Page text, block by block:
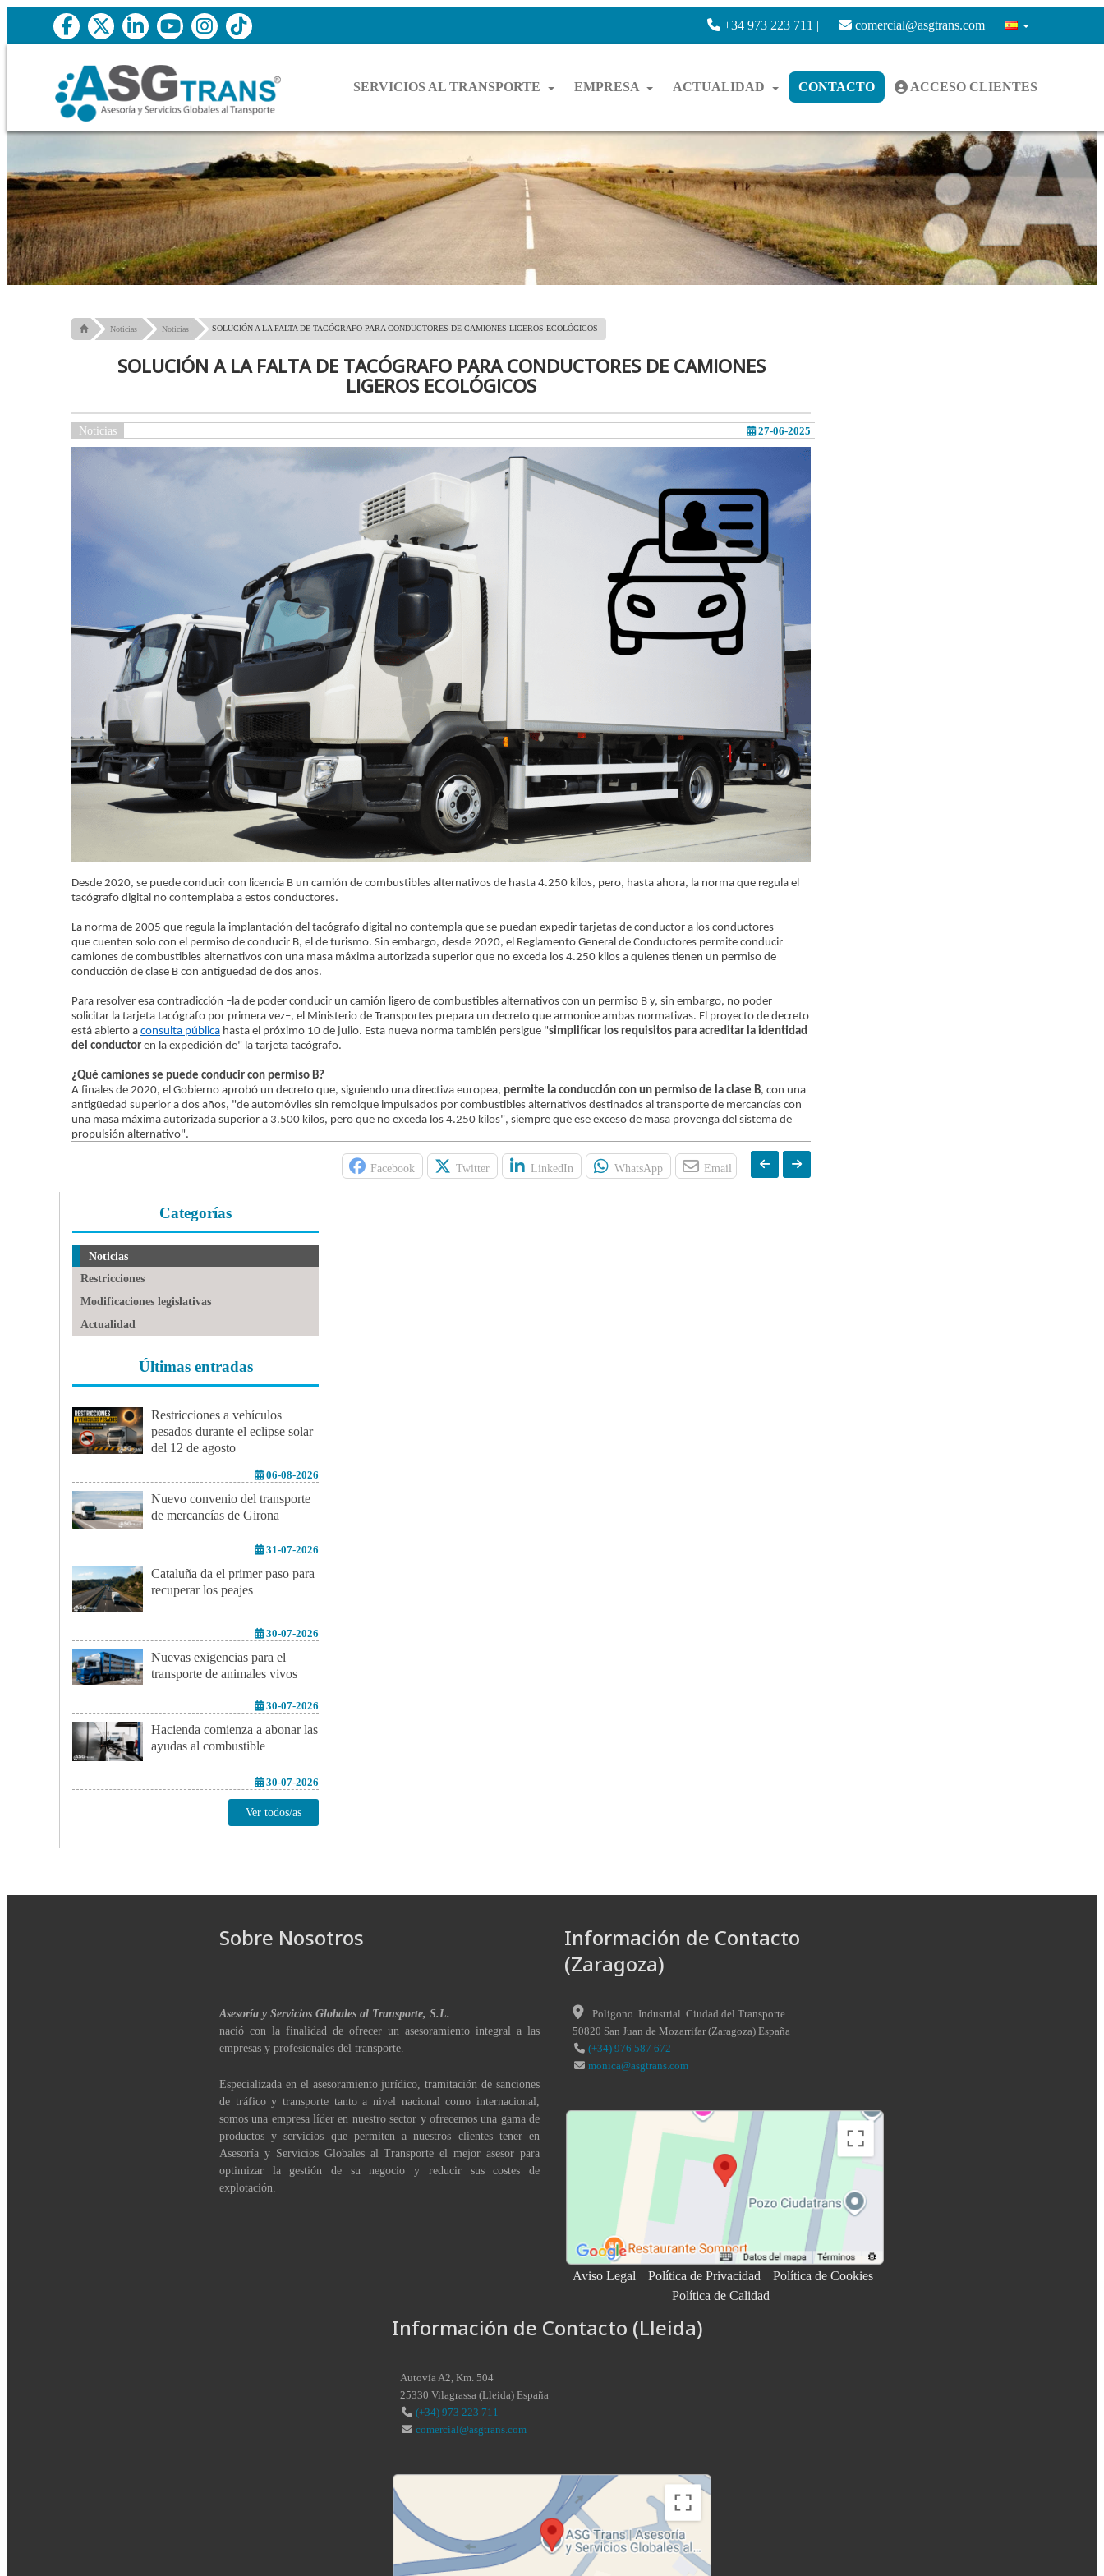
+34 973 223 711 | comercial@asgtrans.com
SERVICIOS AL TRANSPORTE EMPRESA ACTUALIDAD CONTACTO ACCESO CLIENTES
Noticias Noticias SOLUCIÓN A LA FALTA DE TACÓGRAFO PARA CONDUCTORES DE CAMIONES LIGEROS ECOLÓGICOS
SOLUCIÓN A LA FALTA DE TACÓGRAFO PARA CONDUCTORES DE CAMIONES
LIGEROS ECOLÓGICOS
Noticias 27-06-2025
Desde 2020, se puede conducir con licencia B un camión de combustibles alternativos de hasta 4.250 kilos, pero, hasta ahora, la norma que regula el
tacógrafo digital no contemplaba a estos conductores.
La norma de 2005 que regula la implantación del tacógrafo digital no contempla que se puedan expedir tarjetas de conductor a los conductores
que cuenten solo con el permiso de conducir B, el de turismo. Sin embargo, desde 2020, el Reglamento General de Conductores permite conducir
camiones de combustibles alternativos con una masa máxima autorizada superior que no exceda los 4.250 kilos a quienes tienen un permiso de
conducción de clase B con antigüedad de dos años.
Para resolver esa contradicción –la de poder conducir un camión ligero de combustibles alternativos con un permiso B y, sin embargo, no poder
solicitar la tarjeta tacógrafo por primera vez–, el Ministerio de Transportes prepara un decreto que armonice ambas normativas. El proyecto de decreto
está abierto a consulta pública hasta el próximo 10 de julio. Esta nueva norma también persigue "simplificar los requisitos para acreditar la identidad
del conductor en la expedición de" la tarjeta tacógrafo.
¿Qué camiones se puede conducir con permiso B?
A finales de 2020, el Gobierno aprobó un decreto que, siguiendo una directiva europea, permite la conducción con un permiso de la clase B, con una
antigüedad superior a dos años, "de automóviles sin remolque impulsados por combustibles alternativos destinados al transporte de mercancías con
una masa máxima autorizada superior a 3.500 kilos, pero que no exceda los 4.250 kilos", siempre que ese exceso de masa provenga del sistema de
propulsión alternativo".
Facebook Twitter LinkedIn WhatsApp Email
Categorías
Noticias
Restricciones
Modificaciones legislativas
Actualidad
Últimas entradas
Restricciones a vehículos
pesados durante el eclipse solar
del 12 de agosto
06-08-2026
Nuevo convenio del transporte
de mercancías de Girona
31-07-2026
Cataluña da el primer paso para
recuperar los peajes
30-07-2026
Nuevas exigencias para el
transporte de animales vivos
30-07-2026
Hacienda comienza a abonar las
ayudas al combustible
30-07-2026
Ver todos/as
Sobre Nosotros
Asesoría y Servicios Globales al Transporte, S.L.
nació con la finalidad de ofrecer un asesoramiento integral a las
empresas y profesionales del transporte.
Especializada en el asesoramiento jurídico, tramitación de sanciones
de tráfico y transporte tanto a nivel nacional como internacional,
somos una empresa líder en nuestro sector y ofrecemos una gama de
productos y servicios que permiten a nuestros clientes tener en
Asesoría y Servicios Globales al Transporte el mejor asesor para
optimizar la gestión de su negocio y reducir sus costes de
explotación.
Información de Contacto
(Zaragoza)
Poligono. Industrial. Ciudad del Transporte
50820 San Juan de Mozarrifar(Zaragoza) España
(+34) 976 587 672
monica@asgtrans.com
Aviso Legal Política de Privacidad
Política de Cookies
Política de Calidad
Información de Contacto (Lleida)
Autovía A2, Km. 504
25330 Vilagrassa (Lleida) España
(+34) 973 223 711
comercial@asgtrans.com